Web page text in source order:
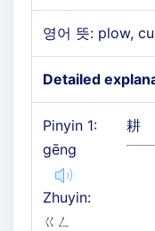
영어 뜻: plow,
Detailed
Pinyin 1:
gēng
Zhuyin:
ㄍㄥ
耕